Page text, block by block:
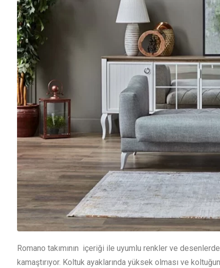
Romano takımının içeriği ile uyumlu renkler ve
kamaştırıyor. Koltuk ayaklarında yüksek olması ve